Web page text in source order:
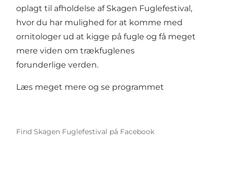
oplagt til afholdelse af Skagen Fuglefestival,
hvor du har mulighed for at komme med
ornitologer ud at kigge på fugle og få meget
mere viden om trækfuglenes
forunderlige verden.
Læs meget mere og se programmet
Find Skagen Fuglefestival på Facebook